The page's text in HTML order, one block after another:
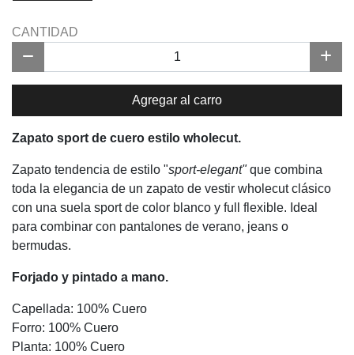
CANTIDAD
Agregar al carro
Zapato sport de cuero estilo wholecut.
Zapato tendencia de estilo "sport-elegant"que combina
toda la elegancia de un zapato de vestir wholecut clásico
con una suela sport de color blanco y full flexible. Ideal
para combinar con pantalones de verano, jeans o
bermudas.
Forjado y pintado a mano.
Capellada: 100% Cuero
Forro: 100% Cuero
Planta: 100% Cuero